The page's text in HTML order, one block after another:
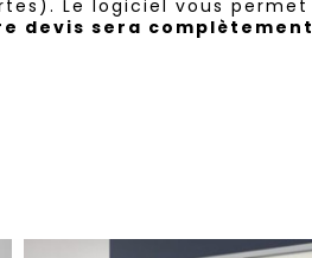
Le logiciel vous permet
devis sera complètement